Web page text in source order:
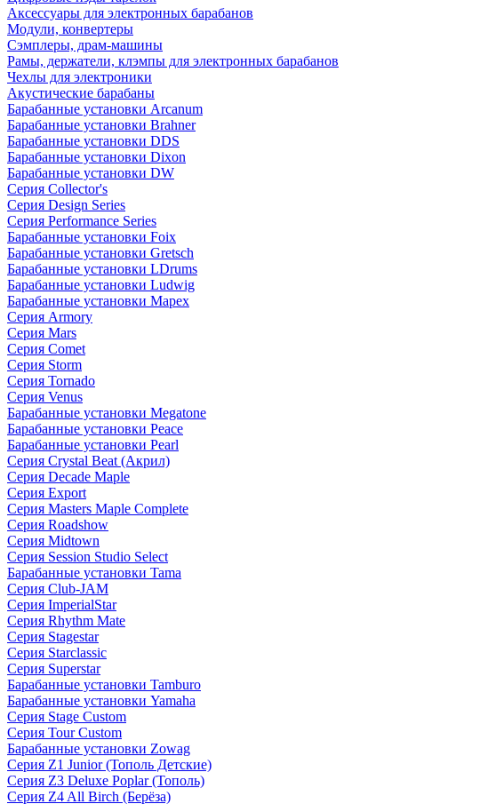
Аксессуары для электронных барабанов
Модули, конвертеры
Сэмплеры, драм-машины
Рамы, держатели, клэмпы для электронных барабанов
Чехлы для электроники
Акустические барабаны
Барабанные установки Arcanum
Барабанные установки Brahner
Барабанные установки DDS
Барабанные установки Dixon
Барабанные установки DW
Серия Collector's
Серия Design Series
Серия Performance Series
Барабанные установки Foix
Барабанные установки Gretsch
Барабанные установки LDrums
Барабанные установки Ludwig
Барабанные установки Mapex
Серия Armory
Серия Mars
Серия Comet
Серия Storm
Серия Tornado
Серия Venus
Барабанные установки Megatone
Барабанные установки Peace
Барабанные установки Pearl
Серия Crystal Beat (Акрил)
Серия Decade Maple
Серия Export
Серия Masters Maple Complete
Серия Roadshow
Серия Midtown
Серия Session Studio Select
Барабанные установки Tama
Серия Club-JAM
Серия ImperialStar
Серия Rhythm Mate
Серия Stagestar
Серия Starclassic
Серия Superstar
Барабанные установки Tamburo
Барабанные установки Yamaha
Серия Stage Custom
Серия Tour Custom
Барабанные установки Zowag
Серия Z1 Junior (Тополь Детские)
Серия Z3 Deluxe Poplar (Тополь)
Серия Z4 All Birch (Берёза)